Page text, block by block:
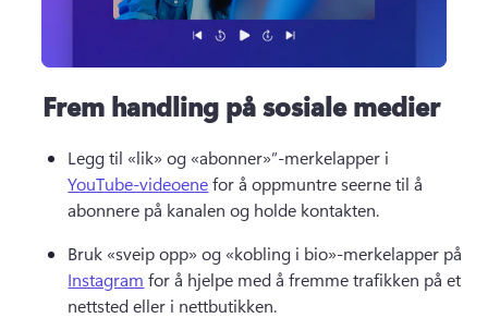
Frem handling på sosiale medier
Legg til «lik» og «abonner»”-merkelapper i
YouTube-videoene for å oppmuntre seerne til å
abonnere på kanalen og holde kontakten.
Instagram for å hjelpe med å fremme trafikken på et
nettsted eller i nettbutikken.